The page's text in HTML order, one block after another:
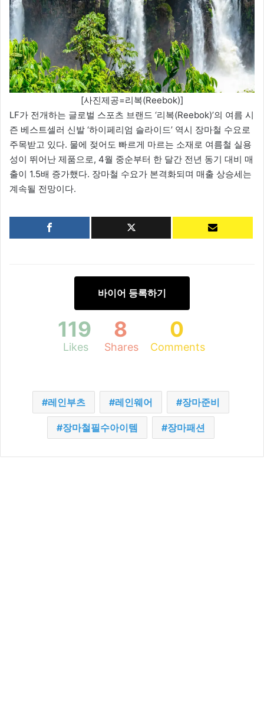
[사진제공=리복(Reebok)]
LF가 전개하는 글로벌 스포츠 브랜드 ‘리복(Reebok)’의 여름 시
즌 베스트셀러 신발 ‘하이페리엄 슬라이드’ 역시 장마철 수요로
주목받고 있다. 물에 젖어도 빠르게 마르는 소재로 여름철 실용
성이 뛰어난 제품으로, 4월 중순부터 한 달간 전년 동기 대비 매
출이 1.5배 증가했다. 장마철 수요가 본격화되며 매출 상승세는
계속될 전망이다.
바이어 등록하기
119
Likes
8
Shares
0
Comments
레인부츠 레인웨어 장마준비
장마철필수아이템 장마패션